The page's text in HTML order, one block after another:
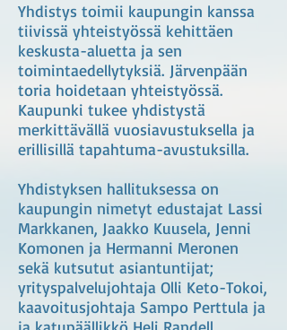
Yhdistys toimii kaupungin kanssa
tiivissä yhteistyössä kehittäen
keskusta-aluetta ja sen
toimintaedellytyksiä. Järvenpään
toria hoidetaan yhteistyössä.
Kaupunki tukee yhdistystä
merkittävällä vuosiavustuksella ja
erillisillä tapahtuma-avustuksilla.
Yhdistyksen hallituksessa on
kaupungin nimetyt edustajat Lassi
Markkanen, Jaakko Kuusela, Jenni
Komonen ja Hermanni Meronen
sekä kutsutut asiantuntijat;
yrityspalvelujohtaja Olli Keto-Tokoi,
kaavoitusjohtaja Sampo Perttula ja